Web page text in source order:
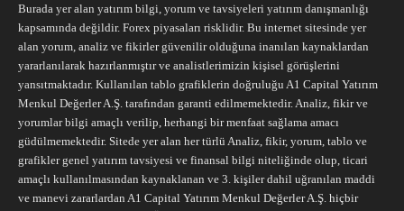
Burada yer alan yatırım bilgi, yorum ve tavsiyeleri yatırım danışmanlığı
kapsamında değildir. Forex piyasaları risklidir. Bu internet sitesinde yer
alan yorum, analiz ve fikirler güvenilir olduğuna inanılan kaynaklardan
yararlanılarak hazırlanmıştır ve analistlerimizin kişisel görüşlerini
yansıtmaktadır. Kullanılan tablo grafiklerin doğruluğu A1 Capital Yatırım
Menkul Değerler A.Ş. tarafından garanti edilmemektedir. Analiz, fikir ve
yorumlar bilgi amaçlı verilip, herhangi bir menfaat sağlama amacı
güdülmemektedir. Sitede yer alan her türlü Analiz, fikir, yorum, tablo ve
grafikler genel yatırım tavsiyesi ve finansal bilgi niteliğinde olup, ticari
amaçlı kullanılmasından kaynaklanan ve 3. kişiler dahil uğranılan maddi
ve manevi zararlardan A1 Capital Yatırım Menkul Değerler A.Ş. hiçbir